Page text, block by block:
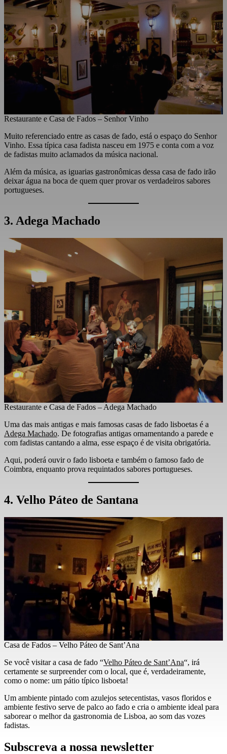
Restaurante e Casa de Fados – Senhor Vinho
Muito referenciado entre as casas de fado, está o espaço do Senhor
Vinho. Essa típica casa fadista nasceu em 1975 e conta com a voz
de fadistas muito aclamados da música nacional.
Além da música, as iguarias gastronômicas dessa casa de fado irão
deixar água na boca de quem quer provar os verdadeiros sabores
portugueses.
3. Adega Machado
Restaurante e Casa de Fados – Adega Machado
Uma das mais antigas e mais famosas casas de fado lisboetas é a
Adega Machado. De fotografias antigas ornamentando a parede e
com fadistas cantando a alma, esse espaço é de visita obrigatória.
Aqui, poderá ouvir o fado lisboeta e também o famoso fado de
Coimbra, enquanto prova requintados sabores portugueses.
4. Velho Páteo de Santana
Casa de Fados – Velho Páteo de Sant’Ana
Se você visitar a casa de fado “Velho Páteo de Sant’Ana“, irá
certamente se surpreender com o local, que é, verdadeiramente,
como o nome: um pátio típico lisboeta!
Um ambiente pintado com azulejos setecentistas, vasos floridos e
ambiente festivo serve de palco ao fado e cria o ambiente ideal para
saborear o melhor da gastronomia de Lisboa, ao som das vozes
fadistas.
Subscreva a nossa newsletter